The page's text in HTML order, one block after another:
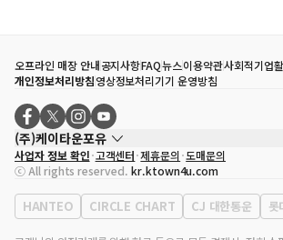
오프라인 매장 안내공지사항FAQ뉴스이용약관사회적기업
개인정보처리방침영상정보처리기기 운영방침
(주)케이타운포유
대표자
송효민
사업자등록번호
120-87-71116
통신판매업 신고번호 제2011-서울강남-02223
대표전화
02-552-9855
사업자 정보 확인 고객센터 제휴문의 도매문의
ⓒ All rights reserved. kr.ktown4u.com
HANTEO CIRCLE CHART CJ 대한통운 롯